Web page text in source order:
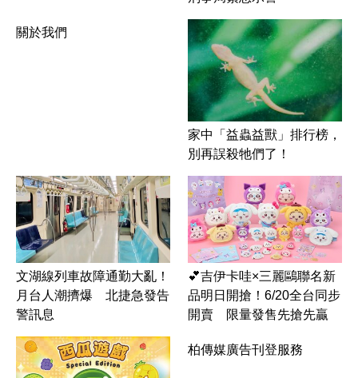
關於我們
家中「益蟲益獸」排行榜，
別再誤殺牠們了！
文湖線列車故障通勤大亂！
月台人潮擠爆 北捷急發告
警訊息
💕吉伊卡哇×三麗鷗聯名新
品明日開搶！6/20全台同步
開賣 限量發售先搶先贏
柏傳媒廣告刊登服務